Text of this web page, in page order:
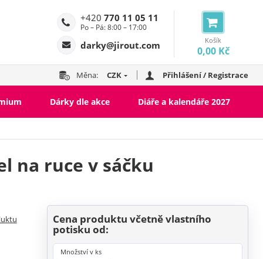
Košík
0,00 Kč
+420 770 11 05 11
Po – Pá: 8:00 – 17:00
darky@jirout.com
Měna: CZK Přihlášení / Registrace
Dárky dle akce Diáře a kalendáře 2027
na ruce v sáčku
Cena produktu včetně vlastního
potisku od:
Množství v ks